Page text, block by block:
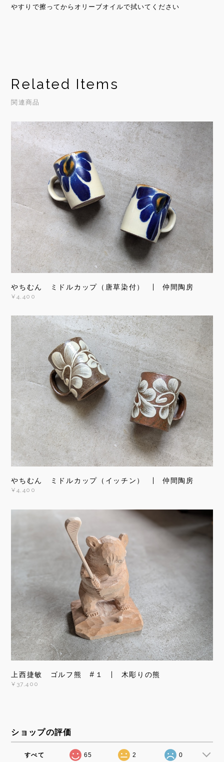
やすりで擦ってからオリーブオイルで拭いてください
Related Items
関連商品
やちむん ミドルカップ（唐草染付） | 仲間陶房
¥4,400
やちむん ミドルカップ（イッチン） | 仲間陶房
¥4,400
上西捷敏 ゴルフ熊 #１ | 木彫りの熊
¥37,400
ショップの評価
すべて 65 2 0